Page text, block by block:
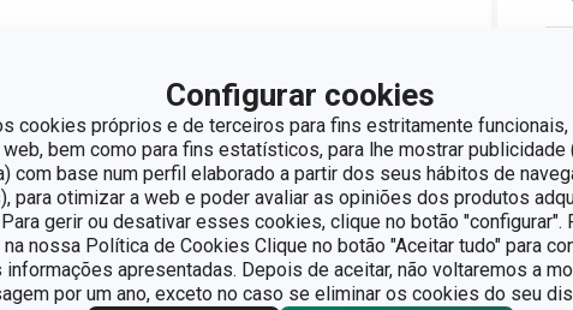
Configurar cookies
cookies próprios e de terceiros para fins estritamente funcionais,
web, bem como para fins estatísticos, para lhe mostrar publicidade
com base num perfil elaborado a partir dos seus hábitos de
para otimizar a web e poder avaliar as opiniões dos produtos
gerir ou desativar esses cookies, clique no botão "configurar".
nossa Política de Cookies Clique no botão "Aceitar tudo" para
informações apresentadas. Depois de aceitar, não voltaremos a
por um ano, exceto no caso se eliminar os cookies do seu